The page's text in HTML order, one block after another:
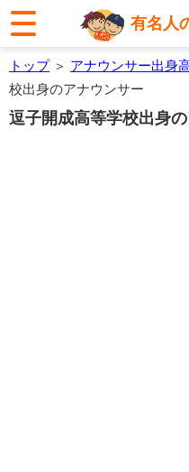
有名人
トップ＞ アナウンサー出身
校出身のアナウンサー
逗子開成高等学校出身